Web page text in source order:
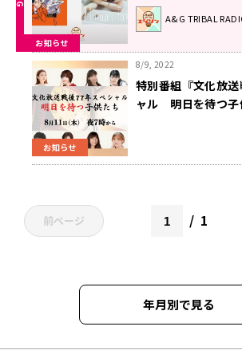
お知らせ
髙橋ミナミさんの声
念ミニアルバム「
17日
A&G TRIBAL
お知らせ
8/9, 2022
特別番組『文化放
ャル 明日を待つ子
前ページ 1
年月別で見る
2024年10月